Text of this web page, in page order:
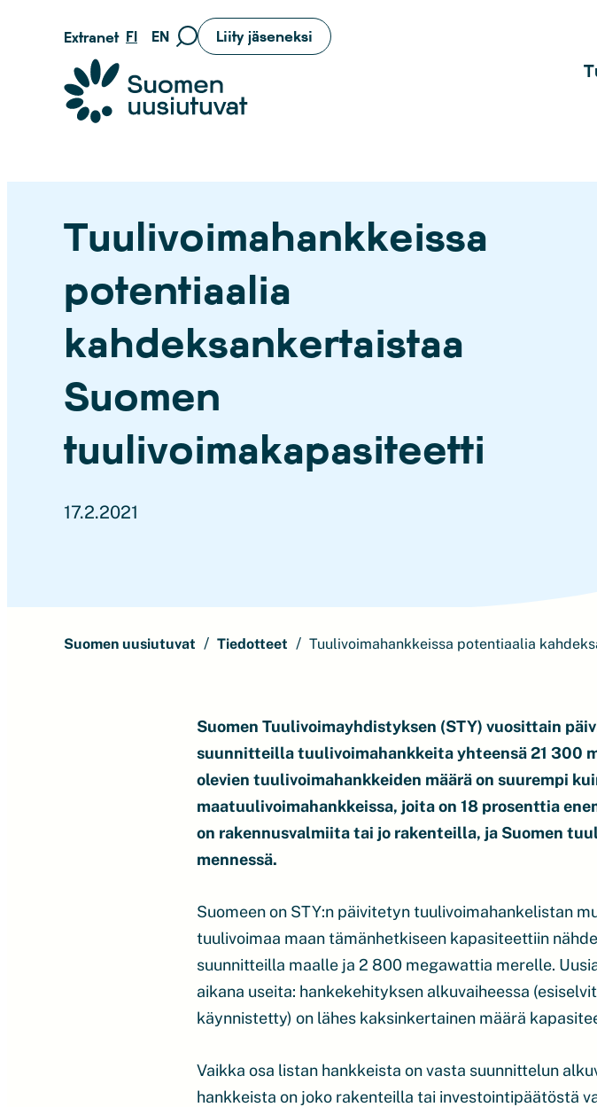
sisältöön
Extranet FI EN
Siirry
Liity jäseneksi
Suomen uusiutuvat ry
Tuulivoimahankkeissa
potentiaalia
kahdeksankertaistaa
Suomen
tuulivoimakapasiteetti
17.2.2021
Suomen uusiutuvat Tiedotteet Tuulivoimahankkeissa potentiaalia
Suomen Tuulivoimayhdistyksen (STY) vuosittain
suunnitteilla tuulivoimahankkeita yhteensä 21 300
olevien tuulivoimahankkeiden määrä on suurempi
maatuulivoimahankkeissa, joita on 18 prosenttia
on rakennusvalmiita tai jo rakenteilla, ja Suomen
mennessä.
Suomeen on STY:n päivitetyn tuulivoimahankelistan
tuulivoimaa maan tämänhetkiseen kapasiteettiin
suunnitteilla maalle ja 2 800 megawattia merelle.
aikana useita: hankekehityksen alkuvaiheessa
käynnistetty) on lähes kaksinkertainen määrä
Vaikka osa listan hankkeista on vasta suunnittelun
hankkeista on joko rakenteilla tai investointipäätöstä